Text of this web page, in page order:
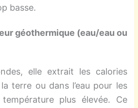
basse.
géothermique (eau/eau ou
elle extrait les calories
terre ou dans l’eau pour les
plus élevée. Ce